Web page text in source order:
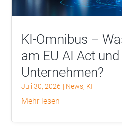
KI-Omnibus –
am EU AI Act
Unternehmen?
Juli 30, 2026 | News, KI
mehr lesen